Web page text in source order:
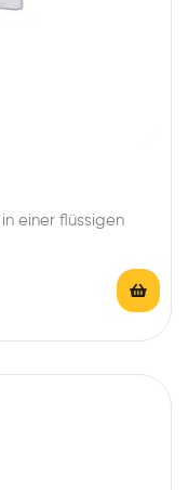
einer flüssigen